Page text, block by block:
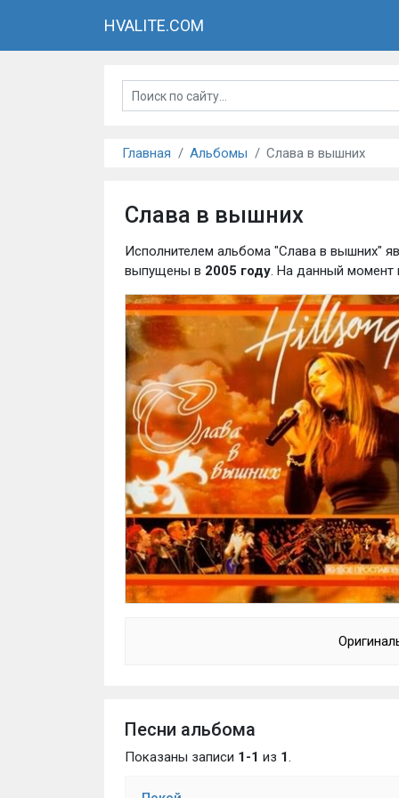
HVALITE.COM
Главная Альбомы Слава в вышних
Слава в вышних
Исполнителем альбома "Слава в вышних"
выпущены в 2005 году. На данный момент
Песни альбома
Показаны записи 1-1 из 1